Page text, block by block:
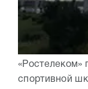
«Ростелеком»
спортивной